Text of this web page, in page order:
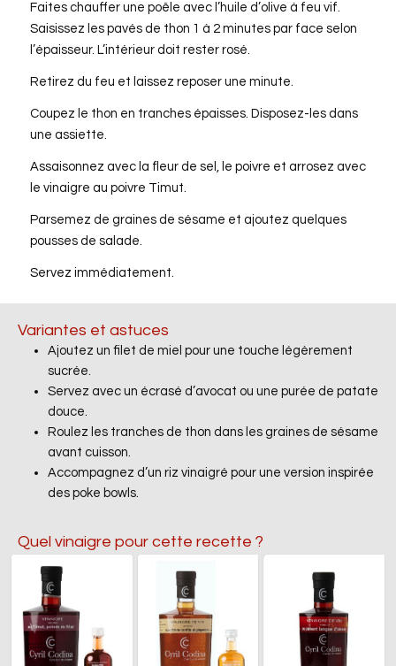
Faites chauffer une poêle avec l’huile d’olive à feu vif.
Saisissez les pavés de thon 1 à 2 minutes par face selon
l’épaisseur. L’intérieur doit rester rosé.
Retirez du feu et laissez reposer une minute.
Coupez le thon en tranches épaisses. Disposez-les dans
une assiette.
Assaisonnez avec la fleur de sel, le poivre et arrosez avec
le vinaigre au poivre Timut.
Parsemez de graines de sésame et ajoutez quelques
pousses de salade.
Servez immédiatement.
Quel vinaigre pour cette recette ?
Variantes et astuces
Ajoutez un filet de miel pour une touche légèrement
sucrée.
Servez avec un écrasé d’avocat ou une purée de patate
douce.
Roulez les tranches de thon dans les graines de sésame
avant cuisson.
Accompagnez d’un riz vinaigré pour une version inspirée
des poke bowls.